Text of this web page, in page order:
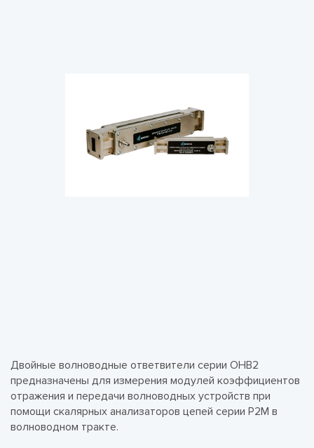
Двойные волноводные ответвители серии ОНВ2
предназначены для измерения модулей коэффициентов
отражения и передачи волноводных устройств при
помощи скалярных анализаторов цепей серии Р2М в
волноводном тракте.